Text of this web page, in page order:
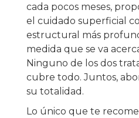
cada pocos meses,
el cuidado superficial
estructural más
medida que se va
Ninguno de los dos
cubre todo. Juntos,
su totalidad.
Lo único que te